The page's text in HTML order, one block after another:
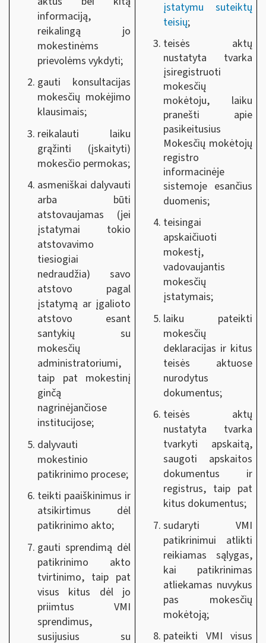
informaciją,
reikalingą jo
mokestinėms
prievolėms vykdyti;
gauti konsultacijas
mokesčių mokėjimo
klausimais;
reikalauti laiku
grąžinti (įskaityti)
mokesčio permokas;
asmeniškai dalyvauti
arba būti
atstovaujamas (jei
įstatymai tokio
atstovavimo
tiesiogiai
nedraudžia) savo
atstovo pagal
įstatymą ar įgalioto
atstovo esant
santykių su
mokesčių
administratoriumi,
taip pat mokestinį
ginčą
nagrinėjančiose
institucijose;
dalyvauti
mokestinio
patikrinimo procese;
teikti paaiškinimus ir
atsikirtimus dėl
patikrinimo akto;
gauti sprendimą dėl
patikrinimo akto
tvirtinimo, taip pat
visus kitus dėl jo
priimtus VMI
sprendimus,
susijusius su
įstatymu suteiktų
teisių;
teisės aktų
nustatyta tvarka
įsiregistruoti
mokesčių
mokėtoju, laiku
pranešti apie
pasikeitusius
Mokesčių mokėtojų
registro
informacinėje
sistemoje esančius
duomenis;
teisingai
apskaičiuoti
mokestį,
vadovaujantis
mokesčių
įstatymais;
laiku pateikti
mokesčių
deklaracijas ir kitus
teisės aktuose
nurodytus
dokumentus;
teisės aktų
nustatyta tvarka
tvarkyti apskaitą,
saugoti apskaitos
dokumentus ir
registrus, taip pat
kitus dokumentus;
sudaryti VMI
patikrinimui atlikti
reikiamas sąlygas,
kai patikrinimas
atliekamas nuvykus
pas mokesčių
mokėtoją;
pateikti VMI visus